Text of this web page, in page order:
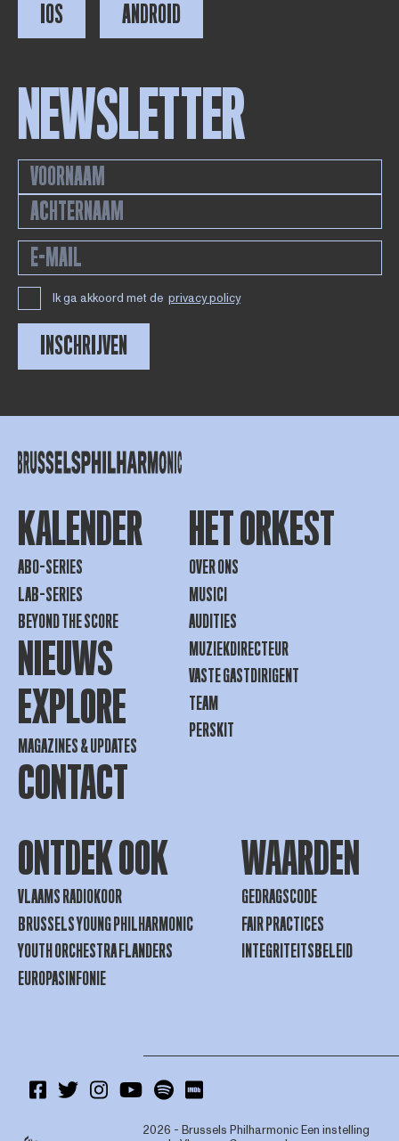
IOS ANDROID
NEWSLETTER
Ik ga akkoord met de privacy policy
INSCHRIJVEN
KALENDER
ABO-SERIES
LAB-SERIES
BEYOND THE SCORE
NIEUWS
EXPLORE
MAGAZINES & UPDATES
CONTACT
HET ORKEST
OVER ONS
MUSICI
AUDITIES
MUZIEKDIRECTEUR
VASTE GASTDIRIGENT
TEAM
PERSKIT
ONTDEK OOK
VLAAMS RADIOKOOR
BRUSSELS YOUNG PHILHARMONIC
YOUTH ORCHESTRA FLANDERS
EUROPASINFONIE
WAARDEN
GEDRAGSCODE
FAIR PRACTICES
INTEGRITEITSBELEID
2026 - Brussels PhilharmonicEen instelling